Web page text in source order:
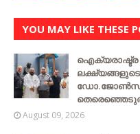
YOU MAY LIKE THESE
ഡോ.ജോൺസൺ
August 09, 2026